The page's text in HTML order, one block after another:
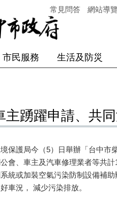
常見問答 網站導
市民服務 生活及防災
踴躍申請、共
保護局今（5）日舉辦「台中市
會、車主及汽車修理業者等共
統或加裝空氣污染防制設備補
車況， 減少污染排放。